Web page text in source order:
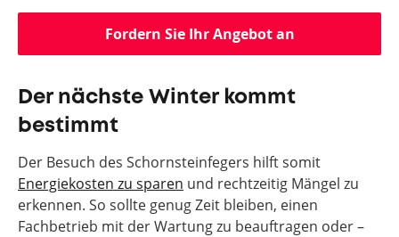
Fordern Sie Ihr Angebot an
Der nächste Winter kommt
bestimmt
Der Besuch des Schornsteinfegers hilft somit
Energiekosten zu sparen und rechtzeitig Mängel zu
erkennen. So sollte genug Zeit bleiben, einen
Fachbetrieb mit der Wartung zu beauftragen oder –